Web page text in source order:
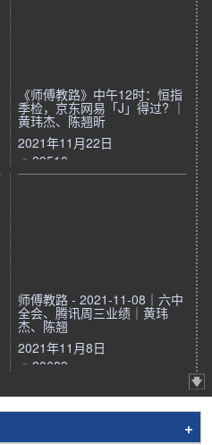
《师傅教路》中午12时：恒指
季检，京东网易「J」得过? ｜
黄玮杰、陈翘昕
2021年11月22日
29510
师傅教路 - 2021-11-08｜六中
全会、腾讯周三业绩｜黄玮
杰、陈翘
2021年11月8日
20689